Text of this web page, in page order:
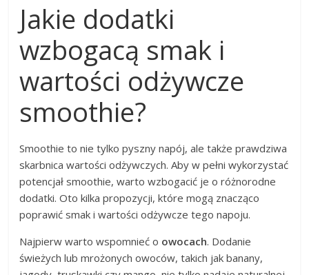
Jakie dodatki
wzbogacą smak i
wartości odżywcze
smoothie?
Smoothie to nie tylko pyszny napój, ale także prawdziwa
skarbnica wartości odżywczych. Aby w pełni wykorzystać
potencjał smoothie, warto wzbogacić je o różnorodne
dodatki. Oto kilka propozycji, które mogą znacząco
poprawić smak i wartości odżywcze tego napoju.
Najpierw warto wspomnieć o owocach. Dodanie
świeżych lub mrożonych owoców, takich jak banany,